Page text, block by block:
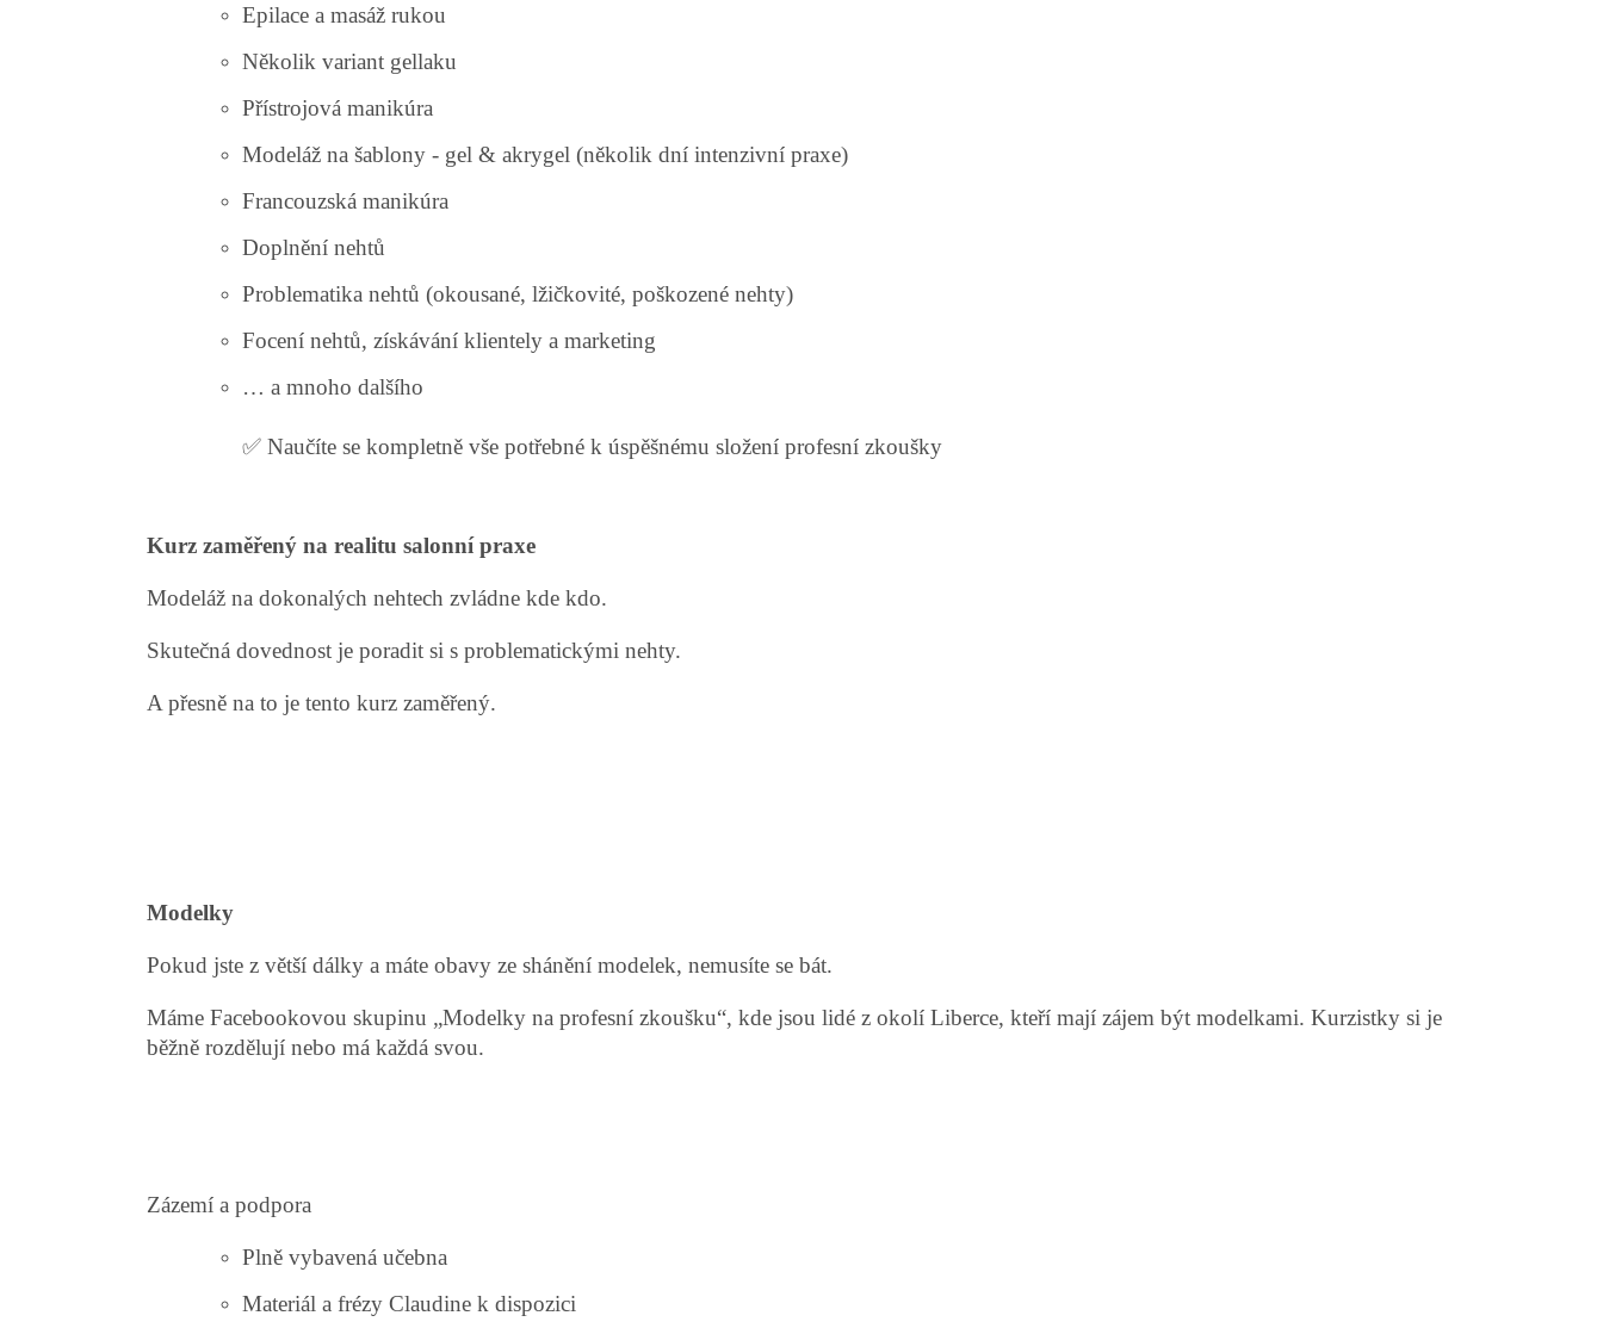
Epilace a masáž rukou
Několik variant gellaku
Přístrojová manikúra
Modeláž na šablony - gel & akrygel (několik dní intenzivní praxe)
Francouzská manikúra
Doplnění nehtů
Problematika nehtů (okousané, lžičkovité, poškozené nehty)
Focení nehtů, získávání klientely a marketing
… a mnoho dalšího
✅ Naučíte se kompletně vše potřebné k úspěšnému složení profesní zkoušky
Kurz zaměřený na realitu salonní praxe
Modeláž na dokonalých nehtech zvládne kde kdo.
Skutečná dovednost je poradit si s problematickými nehty.
A přesně na to je tento kurz zaměřený.
Modelky
Pokud jste z větší dálky a máte obavy ze shánění modelek, nemusíte se bát.
Máme Facebookovou skupinu „Modelky na profesní zkoušku“, kde jsou lidé z okolí Liberce, kteří mají zájem být modelkami. Kurzistky si je
běžně rozdělují nebo má každá svou.
Zázemí a podpora
Plně vybavená učebna
Materiál a frézy Claudine k dispozici